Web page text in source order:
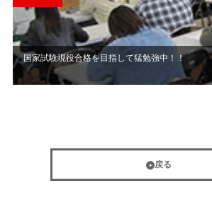
国家試験現役合格を目指して猛勉強中！！
戻る